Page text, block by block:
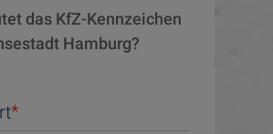
das KfZ-Kennzeichen
Hamburg?